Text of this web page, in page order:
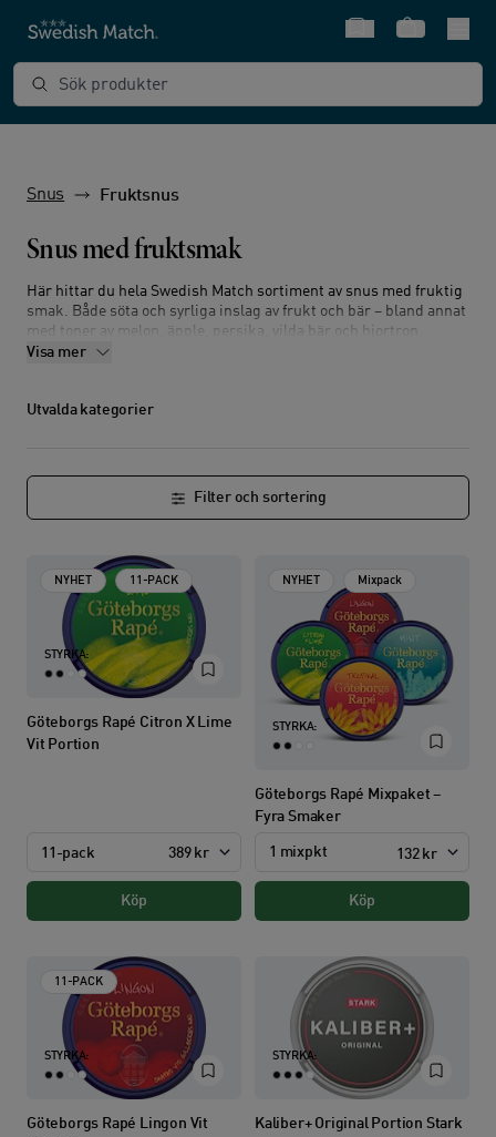
SnabbvalVarukorg
Sök produkter
Snus Fruktsnus
Snus med fruktsmak
Här hittar du hela Swedish Match sortiment av snus med fruktig
smak. Både söta och syrliga inslag av frukt och bär – bland annat
med toner av melon, äpple, persika, vilda bär och hjortron.
Nikotinhalterna i dessa snussorter sträcker sig från normal till
ONE, Jakobsson’s och Göteborgs Rapé. Du har dessutom alltid
Visa mer
Utvalda kategorier
Filter och sortering
STYRKA:
Göteborgs Rapé Citron X Lime
Vit Portion
NYHET 11-PACK
11-pack 389 kr
Köp
STYRKA:
Göteborgs Rapé Mixpaket –
Fyra Smaker
NYHET Mixpack
1 mixpkt 132 kr
Köp
STYRKA:
Göteborgs Rapé Lingon Vit
11-PACK
STYRKA:
Kaliber+ Original Portion Stark